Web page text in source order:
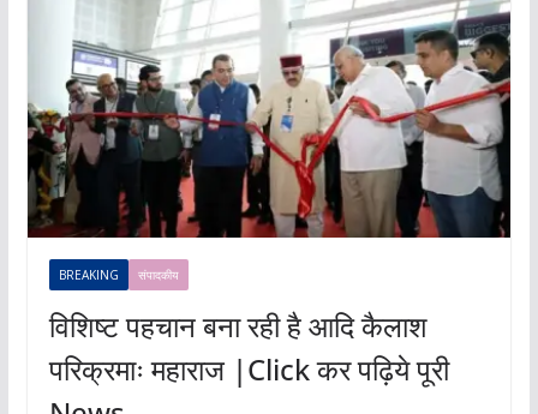
BREAKING संपादकीय
विशिष्ट पहचान बना रही है आदि कैलाश
परिक्रमाः महाराज |Click कर पढ़िये पूरी